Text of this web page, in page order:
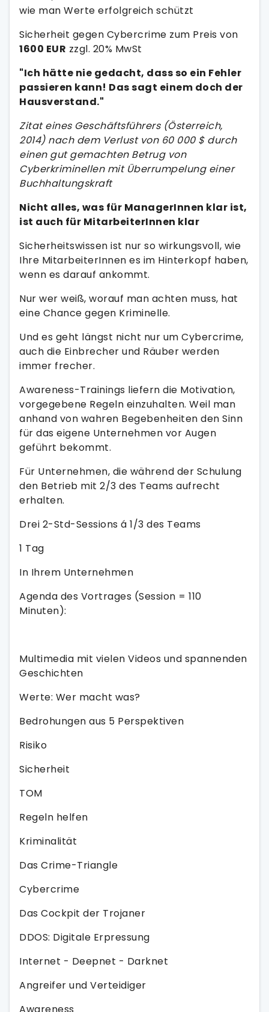
wie man Werte erfolgreich schützt
Sicherheit gegen Cybercrime zum Preis von
1600 EUR zzgl. 20% MwSt
"Ich hätte nie gedacht, dass so ein Fehler
passieren kann! Das sagt einem doch der
Hausverstand."
Zitat eines Geschäftsführers (Österreich,
2014) nach dem Verlust von 60 000 $ durch
einen gut gemachten Betrug von
Cyberkriminellen mit Überrumpelung einer
Buchhaltungskraft
Nicht alles, was für ManagerInnen klar ist,
ist auch für MitarbeiterInnen klar
Sicherheitswissen ist nur so wirkungsvoll, wie
Ihre MitarbeiterInnen es im Hinterkopf haben,
wenn es darauf ankommt.
Nur wer weiß, worauf man achten muss, hat
eine Chance gegen Kriminelle.
Und es geht längst nicht nur um Cybercrime,
auch die Einbrecher und Räuber werden
immer frecher.
Awareness-Trainings liefern die Motivation,
vorgegebene Regeln einzuhalten. Weil man
anhand von wahren Begebenheiten den Sinn
für das eigene Unternehmen vor Augen
geführt bekommt.
Für Unternehmen, die während der Schulung
den Betrieb mit 2/3 des Teams aufrecht
erhalten.
Drei 2-Std-Sessions á 1/3 des Teams
1 Tag
In Ihrem Unternehmen
Agenda des Vortrages (Session = 110
Minuten):
Multimedia mit vielen Videos und spannenden
Geschichten
Werte: Wer macht was?
Bedrohungen aus 5 Perspektiven
Risiko
Sicherheit
TOM
Regeln helfen
Kriminalität
Das Crime-Triangle
Cybercrime
Das Cockpit der Trojaner
DDOS: Digitale Erpressung
Internet - Deepnet - Darknet
Angreifer und Verteidiger